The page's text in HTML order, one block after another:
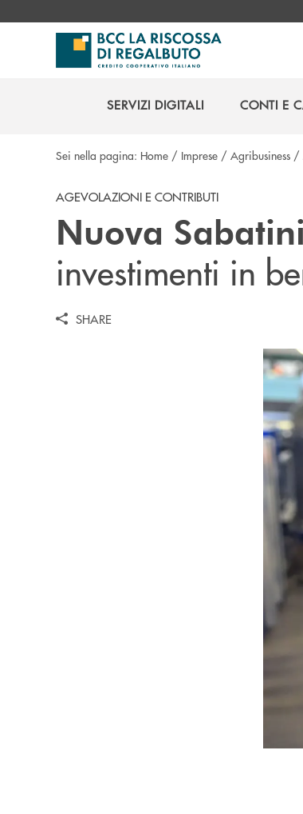
SERVIZI DIGITALI
CONTI E
Sei nella pagina: Home / Imprese / Agribusiness /
AGEVOLAZIONI E CONTRIBUTI
Nuova Sabatini
investimenti in
SHARE